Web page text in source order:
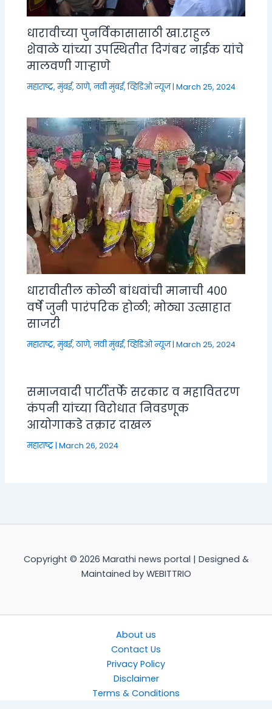
धारावीच्या पुनर्विकासासाठी खा.राहुल
शेवाळे यांच्या उपस्थितीत दिगंबर नाईक यांचे
मालवणी गाऱ्हाणे
महाराष्ट्र,मुंबई, ठाणे, नवी मुंबई,व्हिडिओ न्यूज|March 25, 2024
धारावीतील कोळी बांधवांची मानाची ४००
वर्षे जुनी पारंपरिक होळी; मोठ्या उत्साहात
साजरी
महाराष्ट्र,मुंबई, ठाणे, नवी मुंबई,व्हिडिओ न्यूज|March 25, 2024
समाजवादी पार्टीतर्फे सरकार व महावितरण
कंपनी यांच्या विरोधात निवडणूक
आयोगाकडे तक्रार दाखल
महाराष्ट्र|March 26, 2024
Copyright © 2026 Marathi news portal | Designed &
Maintained by WEBITTRIO
About us
Contact Us
Privacy Policy
Disclaimer
Terms & Conditions